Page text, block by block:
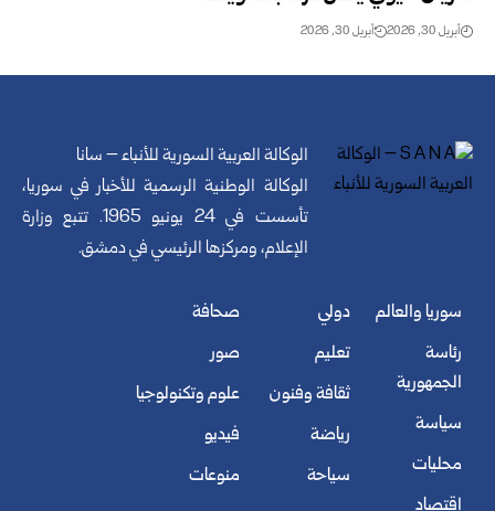
أبريل 30, 2026 أبريل 30, 2026
الوكالة العربية السورية للأنباء – سانا
الوكالة الوطنية الرسمية للأخبار في سوريا،
تأسست في 24 يونيو 1965. تتبع وزارة
الإعلام، ومركزها الرئيسي في دمشق.
سوريا والعالم
رئاسة
الجمهورية
سياسة
محليات
اقتصاد
دولي
تعليم
ثقافة وفنون
رياضة
سياحة
صحافة
صور
علوم وتكنولوجيا
فيديو
منوعات